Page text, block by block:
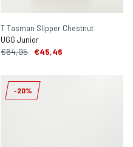
T Tasman Slipper Chestnut
UGG Junior
€64,95 €45,46
-20%